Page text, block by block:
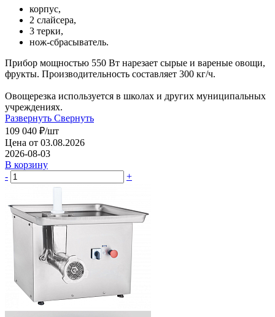
корпус,
2 cлайсера,
3 терки,
нож-сбрасыватель.
Прибор мощностью 550 Вт нарезает сырые и вареные овощи,
фрукты. Производительность составляет 300 кг/ч.
Овощерезка используется в школах и других муниципальных
учреждениях.
Развернуть Свернуть
109 040 ₽/шт
Цена от 03.08.2026
2026-08-03
В корзину
-
+